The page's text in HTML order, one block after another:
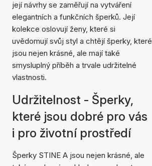
její návrhy se zaměřují na vytváření
elegantních a funkčních šperků. Její
kolekce oslovují ženy, které si
uvědomují svůj styl a chtějí šperky, které
jsou nejen krásné, ale mají také
smysluplný příběh a trvale udržitelné
vlastnosti.
Udržitelnost - Šperky,
které jsou dobré pro vás
i pro životní prostředí
Šperky STINE A jsou nejen krásné, ale